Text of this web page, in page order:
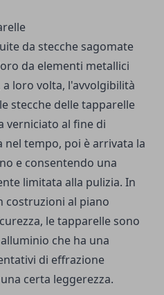
da stecche sagomate
da elementi metallici
loro volta, l'avvolgibilità
stecche delle tapparelle
verniciato al fine di
tempo, poi è arrivata la
e consentendo una
limitata alla pulizia. In
costruzioni al piano
le tapparelle sono
che ha una
di effrazione
certa leggerezza.